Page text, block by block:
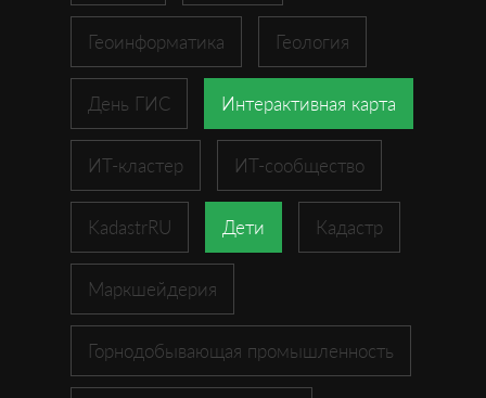
Геоинформатика Геология
День ГИС Интерактивная карта
ИТ-кластер ИТ-сообщество
KadastrRU Дети Кадастр
Маркшейдерия
Горнодобывающая промышленность